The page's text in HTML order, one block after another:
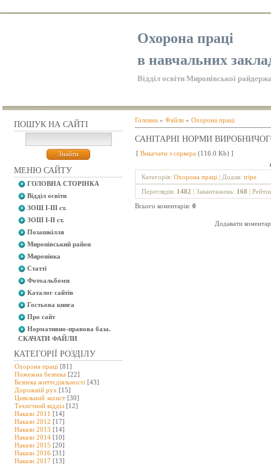
Охорона праці
в навчальних
Відділ освіти Миронівської
ПОШУК НА САЙТІ
МЕНЮ САЙТУ
ГОЛОВНА СТОРІНКА
Відділ освіти
ЗОШ І-ІІІ ст.
ЗОШ І-ІІ ст.
Позашкілля
Миронівський район
Миронівка
Статті
Фотоальбоми
Каталог сайтів
Гостьова книга
Про сайт
Нормативно-правова база.
СКАЧАТИ ФАЙЛИ
КАТЕГОРІЇ РОЗДІЛУ
Охорона праці [81]
Пожежна безпека [22]
Безпека життєдіяльності [43]
Дорожній рух [15]
Цивільний захист [30]
Технічний відділ [12]
Накази 2011 [14]
Накази 2012 [17]
Накази 2013 [14]
Накази 2014 [10]
Накази 2015 [20]
Накази 2016 [31]
Накази 2017 [13]
Головна » Файли » Охорона праці
САНІТАРНІ НОРМИ
[ Викачати з сервера (116.0 Kb) ]
Категорія: Охорона праці | Додав: tripe
Переглядів: 1482 | Завантажень: 168 |
Всього коментарів: 0
Додавати